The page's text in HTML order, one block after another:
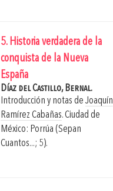
5. Historia verdadera de la
conquista de la Nueva
España
Díaz del Castillo, Bernal.
Introducción y notas de Joaquín
Ramírez Cabañas.Ciudad de
México: Porrúa (Sepan
Cuantos...; 5).